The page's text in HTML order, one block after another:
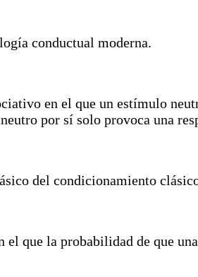
conductual moderna.
en el que un estímulo
por sí solo provoca una
del condicionamiento
que la probabilidad de que